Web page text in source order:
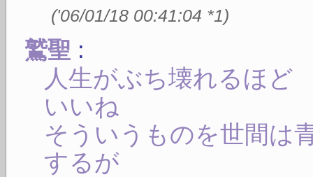
('06/01/18 00:41:04 *1)
鷲聖 :
人生がぶち壊れるほど
いいね
そういうものを世間は
するが